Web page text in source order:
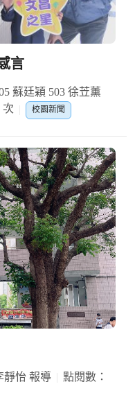
言
蘇廷穎 503 徐苙薰
次 校園新聞
靜怡 報導
點閱數：